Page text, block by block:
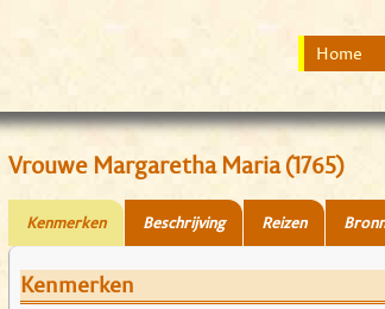
Home
Vrouwe Margaretha Maria (1765)
Kenmerken Beschrijving Reizen
Kenmerken